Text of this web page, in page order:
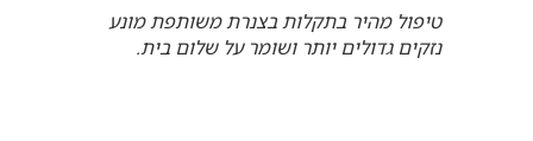
טיפול מהיר בתקלות בצנרת משותפת מונע
נזקים גדולים יותר ושומר על שלום בית.